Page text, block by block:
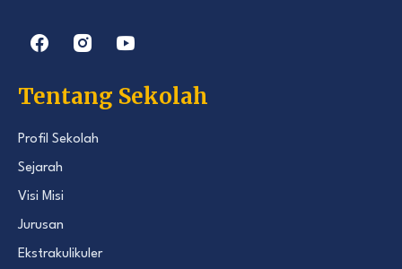
Tentang Sekolah
Profil Sekolah
Sejarah
Visi Misi
Jurusan
Ekstrakulikuler